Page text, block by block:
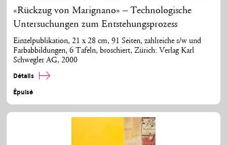
«Rückzug von Marignano» – Technologische
Untersuchungen zum Entstehungsprozess
Einzelpublikation, 21 x 28 cm, 91 Seiten, zahlreiche s/w und
Farbabbildungen, 6 Tafeln, broschiert, Zürich: Verlag Karl
Schwegler AG, 2000
Détails
Épuisé